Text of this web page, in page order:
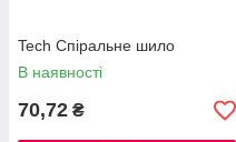
Tech Cпіральне шило
В наявності
70,72 ₴